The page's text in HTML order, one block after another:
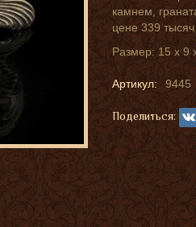
камнем,
цене 339
Размер: 15 х 9
Артикул: 9445
Поделиться: